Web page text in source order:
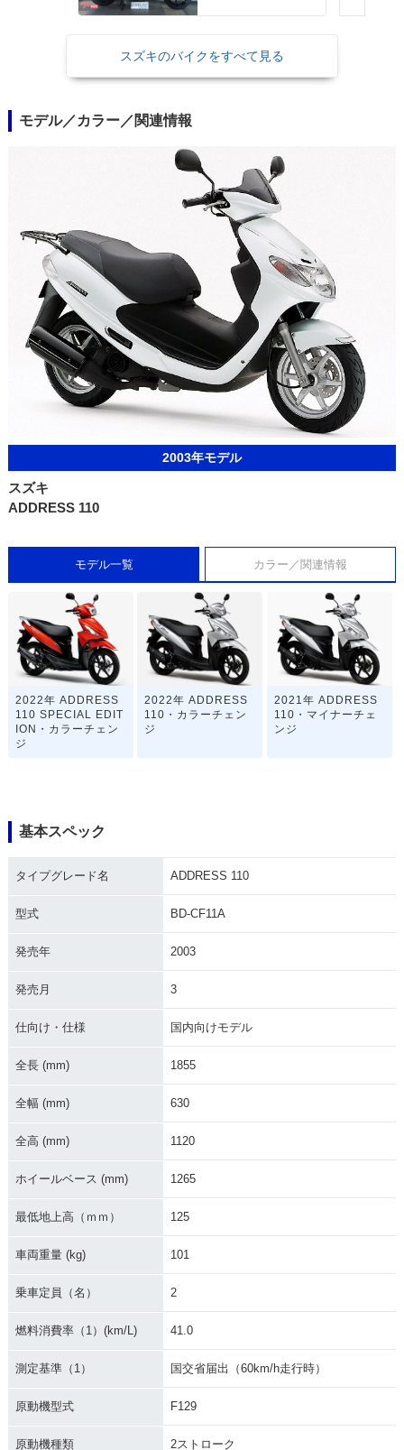
スズキのバイクをすべて見る
モデル／カラー／関連情報
2003年モデル
スズキ
ADDRESS 110
モデル一覧 カラー／関連情報
2022年 ADDRESS
110 SPECIAL EDIT
ION・カラーチェン
ジ
2022年 ADDRESS
110・カラーチェン
ジ
2021年 ADDRESS
110・マイナーチェ
ンジ
2020年 ADDRESS
ジ
2018年 ADDRESS
110・新登場
110
基本スペック
タイプグレード名 ADDRESS 110
型式 BD-CF11A
発売年 2003
発売月 3
仕向け・仕様 国内向けモデル
全長 (mm) 1855
全幅 (mm) 630
全高 (mm) 1120
ホイールベース (mm) 1265
最低地上高（ｍｍ） 125
車両重量 (kg) 101
乗車定員（名） 2
燃料消費率（1）(km/L) 41.0
測定基準（1） 国交省届出（60km/h走行時）
原動機型式 F129
原動機種類 2ストローク